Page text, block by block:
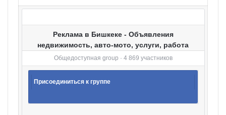
Реклама в Бишкеке - Объявления
недвижимость, авто-мото, услуги, работа
Общедоступная group · 4 869 участников
Присоединиться к группе